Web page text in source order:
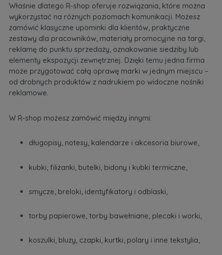
Właśnie dlatego R-shop oferuje rozwiązania, które można
wykorzystać na różnych poziomach komunikacji. Możesz
zamówić klasyczne upominki dla klientów, praktyczne
zestawy dla pracowników, materiały promocyjne na targi,
reklamę do punktu sprzedaży, oznakowanie siedziby lub
elementy ekspozycji zewnętrznej. Dzięki temu jedna firma
może przygotować całą oprawę marki w jednym miejscu –
od drobnych produktów z nadrukiem po widoczne nośniki
reklamowe.
W R-shop możesz zamówić między innymi:
długopisy, notesy, kalendarze i akcesoria biurowe,
kubki, filiżanki, butelki, bidony i kubki termiczne,
smycze, breloki, identyfikatory i odblaski,
torby papierowe, torby bawełniane, plecaki i worki,
koszulki, bluzy, czapki, kurtki, polary i inne tekstylia,